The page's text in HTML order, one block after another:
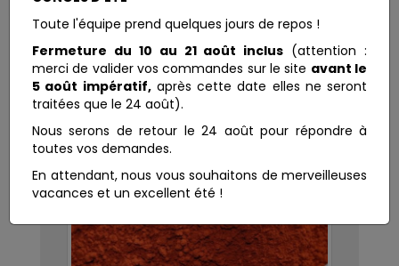
Toute l'équipe prend quelques jours de repos !
Fermeture du 10 au 21 août inclus (attention :
merci de valider vos commandes sur le site avant le
5 août impératif,après cette date elles ne seront
traitées que le 24 août).
Nous serons de retour le 24 août pour répondre à
toutes vos demandes.
En attendant, nous vous souhaitons de merveilleuses
vacances et un excellent été !